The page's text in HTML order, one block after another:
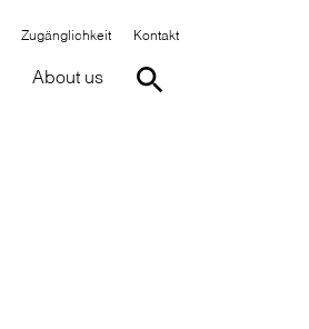
Zugänglichkeit Kontakt
About us